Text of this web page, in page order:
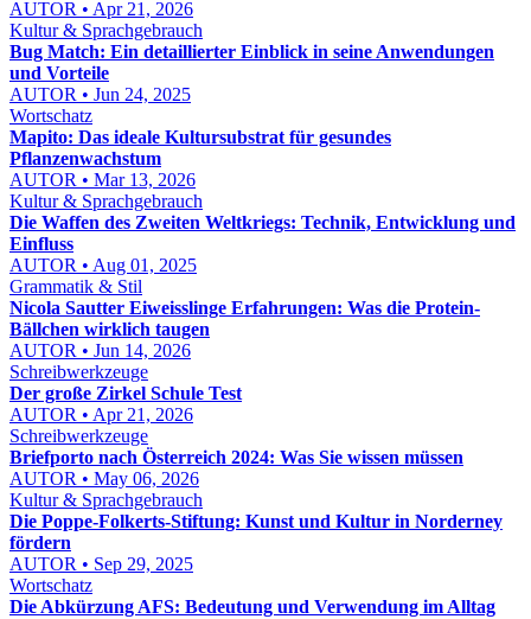
AUTOR • Apr 21, 2026
Kultur & Sprachgebrauch
Bug Match: Ein detaillierter Einblick in seine Anwendungen
und Vorteile
AUTOR • Jun 24, 2025
Wortschatz
Mapito: Das ideale Kultursubstrat für gesundes
Pflanzenwachstum
AUTOR • Mar 13, 2026
Kultur & Sprachgebrauch
Die Waffen des Zweiten Weltkriegs: Technik, Entwicklung und
Einfluss
AUTOR • Aug 01, 2025
Grammatik & Stil
Nicola Sautter Eiweisslinge Erfahrungen: Was die Protein-
Bällchen wirklich taugen
AUTOR • Jun 14, 2026
Schreibwerkzeuge
Der große Zirkel Schule Test
AUTOR • Apr 21, 2026
Schreibwerkzeuge
Briefporto nach Österreich 2024: Was Sie wissen müssen
AUTOR • May 06, 2026
Kultur & Sprachgebrauch
Die Poppe-Folkerts-Stiftung: Kunst und Kultur in Norderney
fördern
AUTOR • Sep 29, 2025
Wortschatz
Die Abkürzung AFS: Bedeutung und Verwendung im Alltag